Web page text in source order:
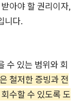
아야 할 권리이자,
니다.
수 있는 범위와 회
철저한 증빙과 전
수할 수 있도록 도